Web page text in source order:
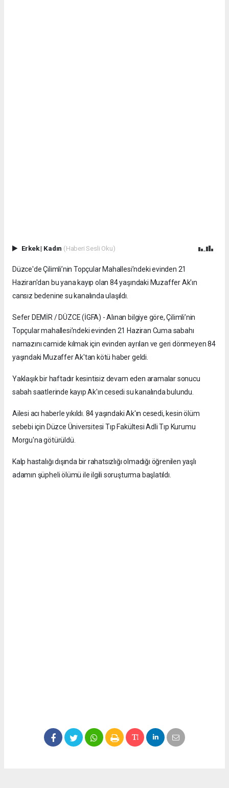
Erkek| Kadın (Haberi Sesli Oku)
Düzce'de Çilimli’nin Topçular Mahallesi’ndeki evinden 21
Haziran'dan bu yana kayıp olan 84 yaşındaki Muzaffer Ak'ın
cansız bedenine su kanalında ulaşıldı.
Sefer DEMİR / DÜZCE (İGFA) - Alınan bilgiye göre, Çilimli’nin
Topçular mahallesi’ndeki evinden 21 Haziran Cuma sabahı
namazını camide kılmak için evinden ayrılan ve geri dönmeyen 84
yaşındaki Muzaffer Ak'tan kötü haber geldi.
Yaklaşık bir haftadır kesintisiz devam eden aramalar sonucu
sabah saatlerinde kayıp Ak'ın cesedi su kanalında bulundu.
Ailesi acı haberle yıkıldı. 84 yaşındaki Ak'ın cesedi, kesin ölüm
sebebi için Düzce Üniversitesi Tıp Fakültesi Adli Tıp Kurumu
Morgu'na götürüldü.
Kalp hastalığı dışında bir rahatsızlığı olmadığı öğrenilen yaşlı
adamın şüpheli ölümü ile ilgili soruşturma başlatıldı.